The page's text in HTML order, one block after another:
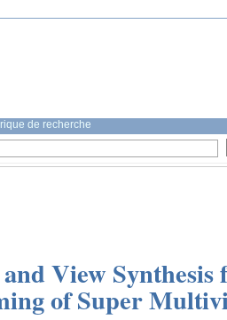
de recherche
View
of Super